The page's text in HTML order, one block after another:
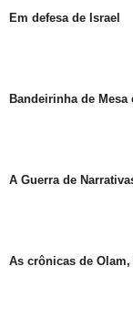
Em defesa de Israel
Bandeirinha de Mesa
A Guerra de
As crônicas de